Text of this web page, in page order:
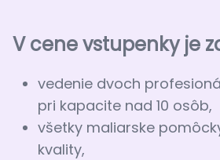
V cene vstupenky je
vedenie dvoch
pri kapacite nad 10 osôb,
všetky maliarske
kvality,